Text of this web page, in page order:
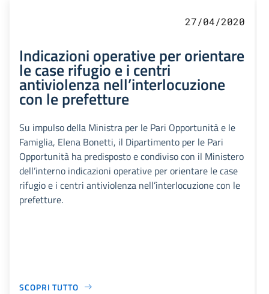
27/04/2020
Indicazioni operative per orientare
le case rifugio e i centri
antiviolenza nell’interlocuzione
con le prefetture
Su impulso della Ministra per le Pari Opportunità e le
Famiglia, Elena Bonetti, il Dipartimento per le Pari
Opportunità ha predisposto e condiviso con il Ministero
dell’interno indicazioni operative per orientare le case
rifugio e i centri antiviolenza nell’interlocuzione con le
prefetture.
SCOPRI TUTTO